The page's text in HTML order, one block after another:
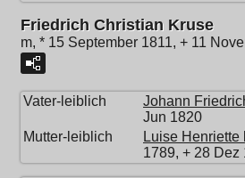
Friedrich Christian Kruse
m, * 15 September 1811, + 11
Vater-leiblich Johann
Jun 1820
Mutter-leiblich
Luise Henriette
1789, + 28 Dez